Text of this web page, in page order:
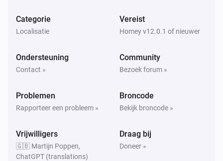
Apple Find My
Apparaat is aan het opladen
Apple Find My
Apple Find My
Apparaat is binnen Straal (meters)
meter van
Breedtegraad
en Lengtegraad
Dan...
Categorie
Localisatie
Vereist
Homey v12.0.1 of nieuwer
Ondersteuning
Contact »
Community
Bezoek forum »
Problemen
Rapporteer een probleem »
Broncode
Bekijk broncode »
Vrijwilligers
🇬🇧 Martijn Poppen,
ChatGPT (translations)
Draag bij
Doneer »